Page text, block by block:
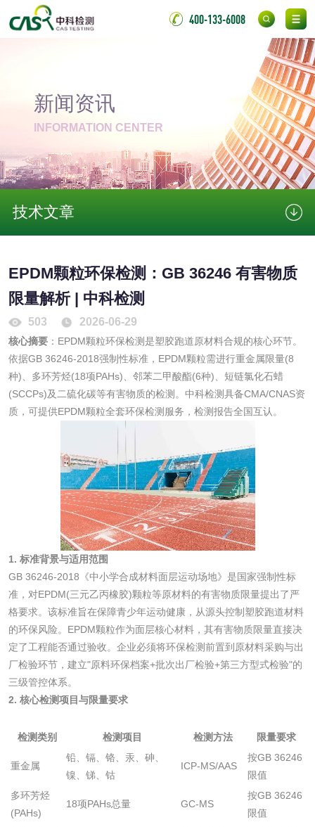
400-133-6008
新闻资讯
INFORMATION CENTER
技术文章
EPDM颗粒环保检测：GB 36246 有害物质
限量解析 | 中科检测
503 2026-06-29
核心摘要 ：EPDM颗粒环保检测是塑胶跑道原材料合规的核心环节。
依据GB 36246-2018强制性标准，EPDM颗粒需进行重金属限量(8
种)、多环芳烃(18项PAHs)、邻苯二甲酸酯(6种)、短链氯化石蜡
(SCCPs)及二硫化碳等有害物质的检测。中科检测具备CMA/CNAS资
质，可提供EPDM颗粒全套环保检测服务，检测报告全国互认。
1. 标准背景与适用范围
GB 36246-2018《中小学合成材料面层运动场地》是国家强制性标
准，对EPDM(三元乙丙橡胶)颗粒等原材料的有害物质限量提出了严
格要求。该标准旨在保障青少年运动健康，从源头控制塑胶跑道材料
的环保风险。EPDM颗粒作为面层核心材料，其有害物质限量直接决
定了工程能否通过验收。企业必须将环保检测前置到原材料采购与出
厂检验环节，建立"原料环保档案+批次出厂检验+第三方型式检验"的
三级管控体系。
2. 核心检测项目与限量要求
检测类别 检测项目 检测方法 限量要求
重金属
铅、镉、铬、汞、砷、
镍、锑、钴
ICP-MS/AAS
按GB 36246
限值
多环芳烃
(PAHs)
18项PAHs总量 GC-MS
按GB 36246
限值
霉菌污染分析
防螨除螨检测
微生物检测
化妆品
化妆品毒理测试
验
性试验
皮肤光变态反应试
验
日化产品
洗衣液检测 洗涤剂检测
蚊香液检测
清洗剂检测 日化产品毒理检测
洗手液检测
水处理剂
水处理药剂检测 聚丙烯酰胺检测
碳酸钙检测
活性炭